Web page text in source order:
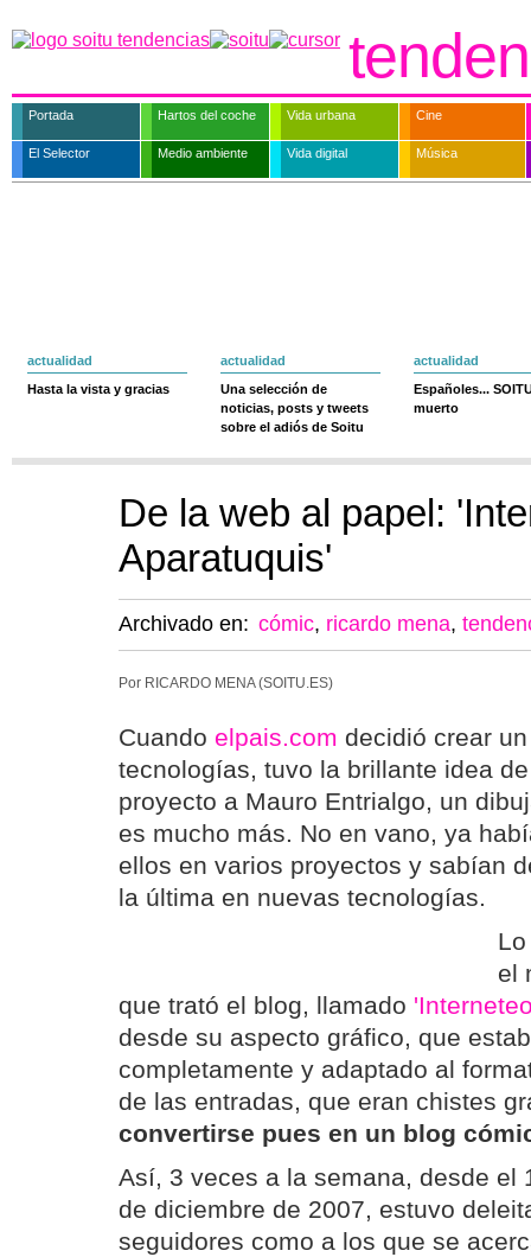
Portada Hartos del coche Vida urbana Cine
El Selector Medio ambiente Vida digital Música
actualidad
Hasta la vista y gracias
actualidad
Una selección de
noticias, posts y tweets
sobre el adiós de Soitu
actualidad
Españoles...
muerto
De la web al papel:
Aparatuquis'
Archivado en: cómic, ricardo mena,
Por RICARDO MENA (SOITU.ES)
Cuando elpais.com decidió crear
tecnologías, tuvo la brillante idea
proyecto a Mauro Entrialgo, un
es mucho más. No en vano, ya
ellos en varios proyectos y sabían
la última en nuevas tecnologías.
el
que trató el blog, llamado
desde su aspecto gráfico, que
completamente y adaptado al
de las entradas, que eran chistes
convertirse pues en un blog
Así, 3 veces a la semana, desde el
de diciembre de 2007, estuvo
seguidores como a los que se